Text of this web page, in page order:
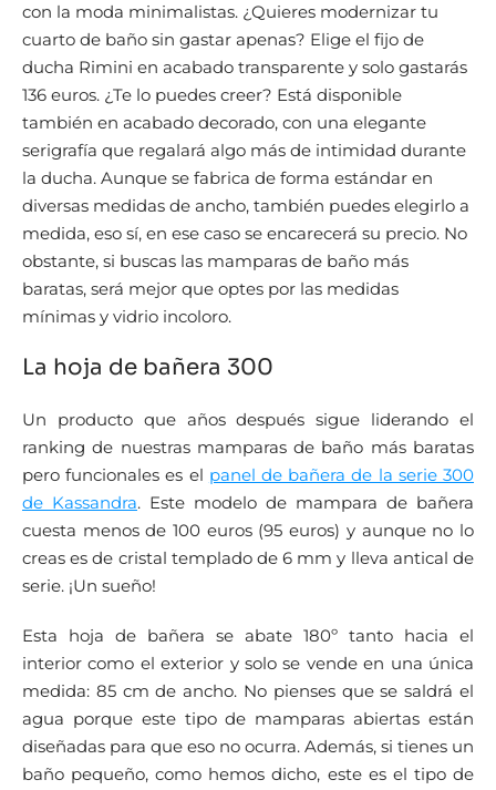
con la moda minimalistas. ¿Quieres modernizar tu
cuarto de baño sin gastar apenas? Elige el fijo de
ducha Rimini en acabado transparente y solo gastarás
136 euros. ¿Te lo puedes creer? Está disponible
también en acabado decorado, con una elegante
serigrafía que regalará algo más de intimidad durante
la ducha. Aunque se fabrica de forma estándar en
diversas medidas de ancho, también puedes elegirlo a
medida, eso sí, en ese caso se encarecerá su precio. No
obstante, si buscas las mamparas de baño más
baratas, será mejor que optes por las medidas
mínimas y vidrio incoloro.
La hoja de bañera 300
Un producto que años después sigue liderando el
ranking de nuestras mamparas de baño más baratas
pero funcionales es el panel de bañera de la serie 300
de Kassandra. Este modelo de mampara de bañera
cuesta menos de 100 euros (95 euros) y aunque no lo
creas es de cristal templado de 6 mm y lleva antical de
serie. ¡Un sueño!
Esta hoja de bañera se abate 180º tanto hacia el
interior como el exterior y solo se vende en una única
medida: 85 cm de ancho. No pienses que se saldrá el
agua porque este tipo de mamparas abiertas están
diseñadas para que eso no ocurra. Además, si tienes un
baño pequeño, como hemos dicho, este es el tipo de